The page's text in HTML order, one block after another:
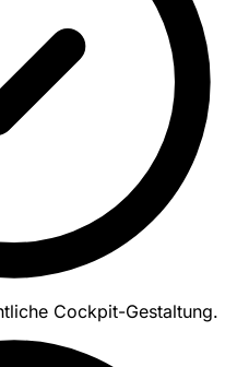
Cockpit-Gestaltung.